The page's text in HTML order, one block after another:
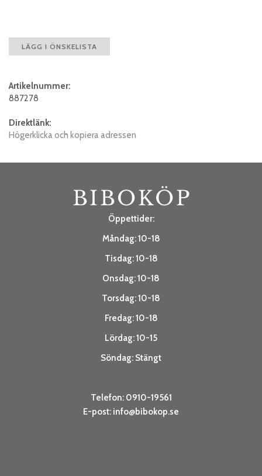
LÄGG I ÖNSKELISTA
Artikelnummer:
887278
Direktlänk:
Högerklicka och kopiera adressen
Öppettider:
Måndag: 10-18
Tisdag: 10-18
Onsdag: 10-18
Torsdag: 10-18
Fredag: 10-18
Lördag: 10-15
Söndag: Stängt
Telefon: 0910-19561
E-post: info@bibokop.se